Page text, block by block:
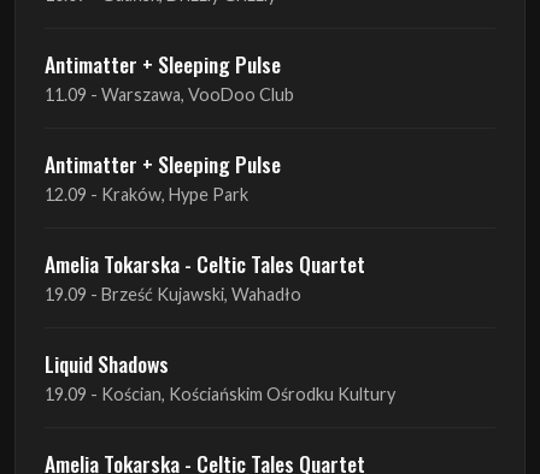
Antimatter + Sleeping Pulse
12.09 - Kraków, Hype Park
Amelia Tokarska - Celtic Tales Quartet
19.09 - Brześć Kujawski, Wahadło
Liquid Shadows
19.09 - Kościan, Kościańskim Ośrodku Kultury
Amelia Tokarska - Celtic Tales Quartet
20.09 - Brześć Kujawski, Wahadło
Red Sand